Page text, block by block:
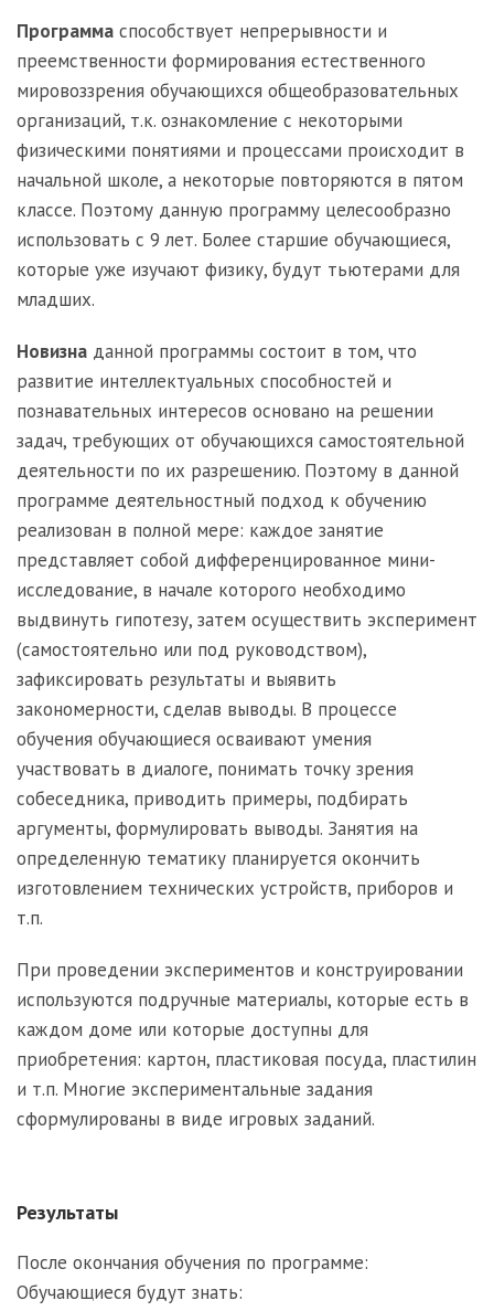
Программа способствует непрерывности и
преемственности формирования естественного
мировоззрения обучающихся общеобразовательных
организаций, т.к. ознакомление с некоторыми
физическими понятиями и процессами происходит в
начальной школе, а некоторые повторяются в пятом
классе. Поэтому данную программу целесообразно
использовать с 9 лет. Более старшие обучающиеся,
которые уже изучают физику, будут тьютерами для
младших.
Новизна данной программы состоит в том, что
развитие интеллектуальных способностей и
познавательных интересов основано на решении
задач, требующих от обучающихся самостоятельной
деятельности по их разрешению. Поэтому в данной
программе деятельностный подход к обучению
реализован в полной мере: каждое занятие
представляет собой дифференцированное мини-
исследование, в начале которого необходимо
выдвинуть гипотезу, затем осуществить эксперимент
(самостоятельно или под руководством),
зафиксировать результаты и выявить
закономерности, сделав выводы. В процессе
обучения обучающиеся осваивают умения
участвовать в диалоге, понимать точку зрения
собеседника, приводить примеры, подбирать
аргументы, формулировать выводы. Занятия на
определенную тематику планируется окончить
изготовлением технических устройств, приборов и
т.п.
При проведении экспериментов и конструировании
используются подручные материалы, которые есть в
каждом доме или которые доступны для
приобретения: картон, пластиковая посуда, пластилин
и т.п. Многие экспериментальные задания
сформулированы в виде игровых заданий.
Результаты
После окончания обучения по программе:
Обучающиеся будут знать: